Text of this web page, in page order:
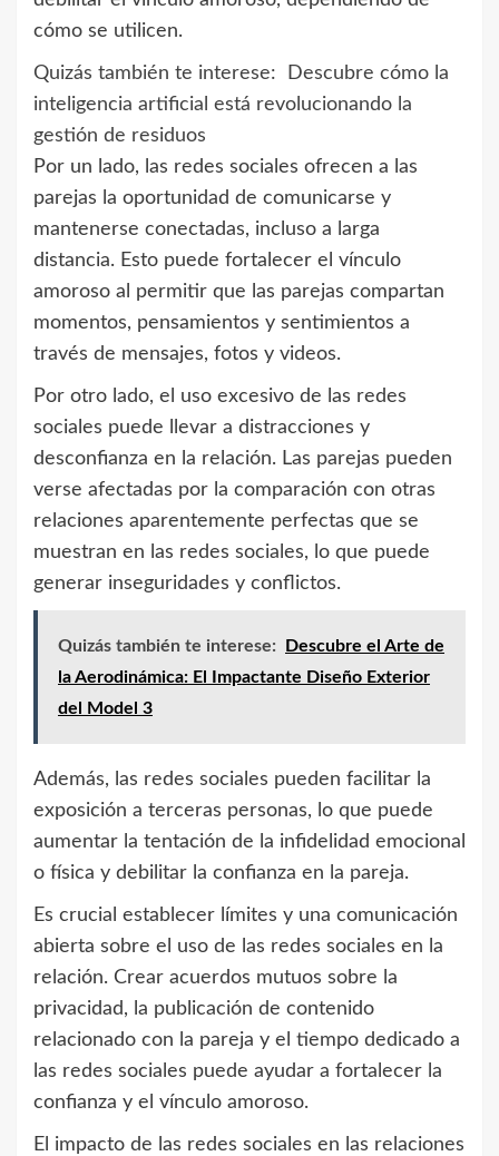
cómo se utilicen.
Quizás también te interese:
Descubre cómo la
inteligencia artificial está revolucionando la
gestión de residuos
Por un lado, las redes sociales ofrecen a las
parejas la oportunidad de comunicarse y
mantenerse conectadas, incluso a larga
distancia. Esto puede fortalecer el vínculo
amoroso al permitir que las parejas compartan
momentos, pensamientos y sentimientos a
través de mensajes, fotos y videos.
Por otro lado, el uso excesivo de las redes
sociales puede llevar a distracciones y
desconfianza en la relación. Las parejas pueden
verse afectadas por la comparación con otras
relaciones aparentemente perfectas que se
muestran en las redes sociales, lo que puede
generar inseguridades y conflictos.
Quizás también te interese:
Descubre el Arte de
la Aerodinámica: El Impactante Diseño Exterior
del Model 3
Además, las redes sociales pueden facilitar la
exposición a terceras personas, lo que puede
aumentar la tentación de la infidelidad emocional
o física y debilitar la confianza en la pareja.
Es crucial establecer límites y una comunicación
abierta sobre el uso de las redes sociales en la
relación. Crear acuerdos mutuos sobre la
privacidad, la publicación de contenido
relacionado con la pareja y el tiempo dedicado a
las redes sociales puede ayudar a fortalecer la
confianza y el vínculo amoroso.
El impacto de las redes sociales en las relaciones